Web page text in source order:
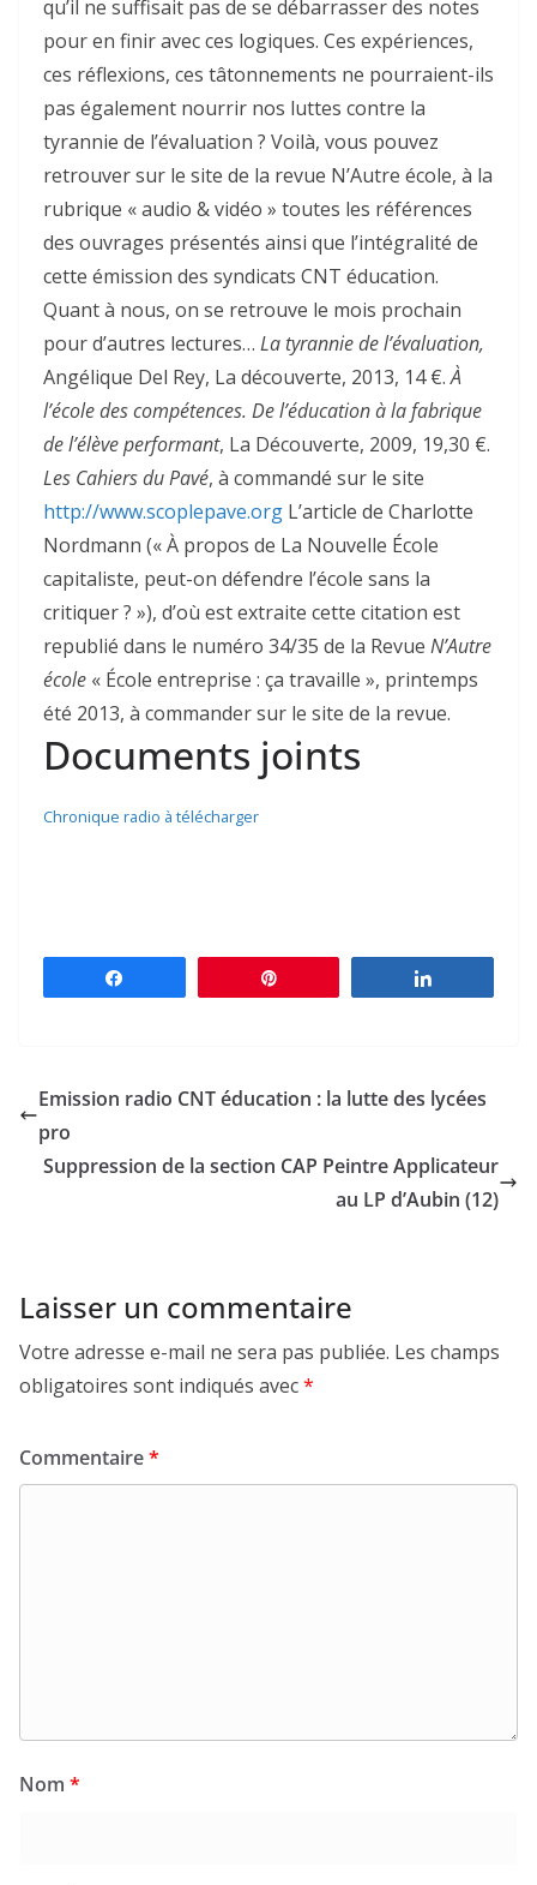
qu’il ne suffisait pas de se débarrasser des notes
pour en finir avec ces logiques. Ces expériences,
ces réflexions, ces tâtonnements ne pourraient-ils
pas également nourrir nos luttes contre la
tyrannie de l’évaluation ? Voilà, vous pouvez
retrouver sur le site de la revue N’Autre école, à la
rubrique « audio & vidéo » toutes les références
des ouvrages présentés ainsi que l’intégralité de
cette émission des syndicats CNT éducation.
Quant à nous, on se retrouve le mois prochain
pour d’autres lectures… La tyrannie de l’évaluation,
Angélique Del Rey, La découverte, 2013, 14 €.À
l’école des compétences. De l’éducation à la fabrique
de l’élève performant, La Découverte, 2009, 19,30 €.
Les Cahiers du Pavé, à commandé sur le site
http://www.scoplepave.org L’article de Charlotte
Nordmann (« À propos de La Nouvelle École
capitaliste, peut-on défendre l’école sans la
critiquer ? »), d’où est extraite cette citation est
republié dans le numéro 34/35 de la Revue N’Autre
école « École entreprise : ça travaille », printemps
été 2013, à commander sur le site de la revue.
Documents joints
Chronique radio à télécharger
Emission radio CNT éducation : la lutte des lycées
pro
Suppression de la section CAP Peintre Applicateur
au LP d’Aubin (12)
Laisser un commentaire
Votre adresse e-mail ne sera pas publiée. Les champs
obligatoires sont indiqués avec*
Commentaire*
Nom *